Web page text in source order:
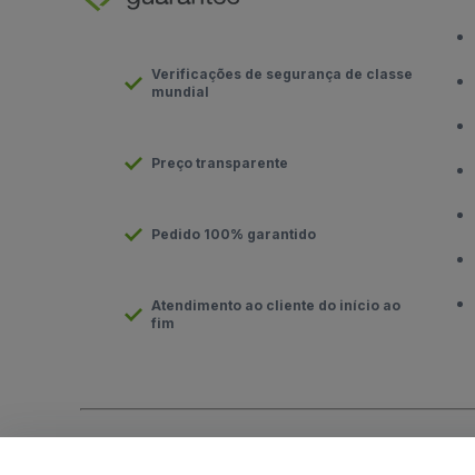
Verificações de segurança de classe
mundial
Preço transparente
Pedido 100% garantido
Atendimento ao cliente do início ao
fim